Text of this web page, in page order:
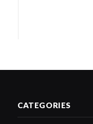
CATEGORIES